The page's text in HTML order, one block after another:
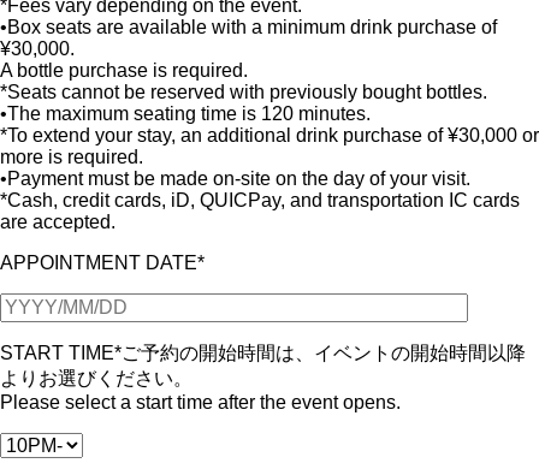
*Fees vary depending on the event.
•Box seats are available with a minimum drink purchase of
¥30,000.
A bottle purchase is required.
*Seats cannot be reserved with previously bought bottles.
•The maximum seating time is 120 minutes.
*To extend your stay, an additional drink purchase of ¥30,000 or
more is required.
•Payment must be made on-site on the day of your visit.
*Cash, credit cards, iD, QUICPay, and transportation IC cards
are accepted.
APPOINTMENT DATE*
START TIME*ご予約の開始時間は、イベントの開始時間以降
よりお選びください。
Please select a start time after the event opens.